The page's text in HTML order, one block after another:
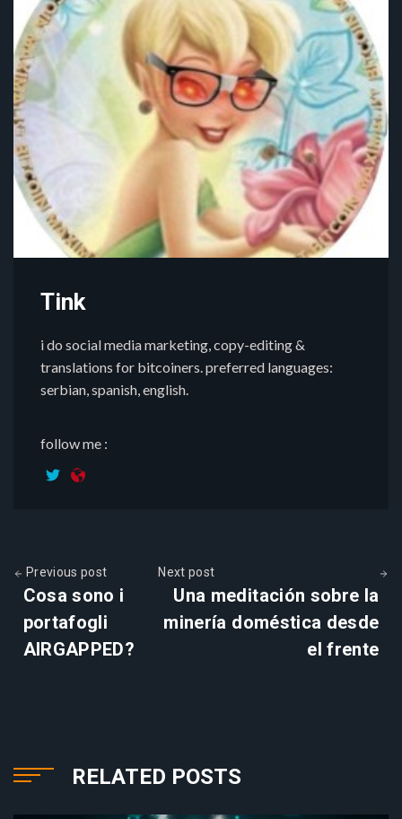
Tink
i do social media marketing, copy-editing &
translations for bitcoiners. preferred languages:
serbian, spanish, english.
follow me :
Previous post
Cosa sono i
portafogli
AIRGAPPED?
Next post
Una meditación sobre la
minería doméstica desde
el frente
RELATED POSTS